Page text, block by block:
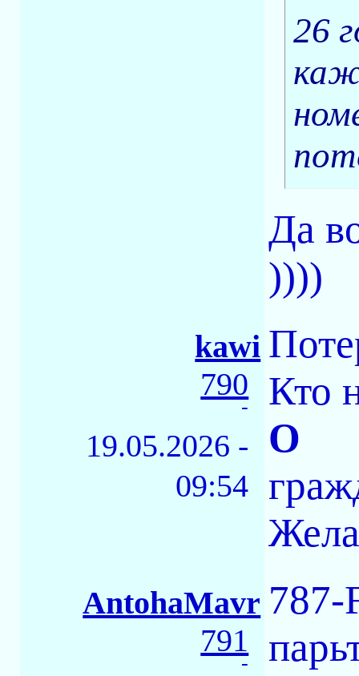
26
Да
))))
kawi
790
-
19.05.2026 -
09:54
Кто
О
AntohaMavr
791
-
787-